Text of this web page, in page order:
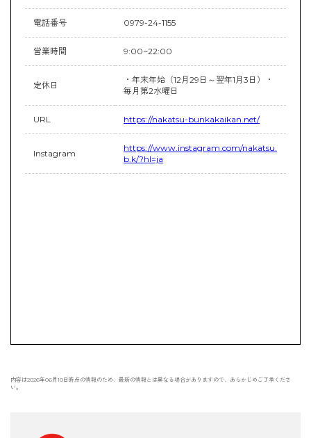
電話番号 0979-24-1155
営業時間 9:00~22:00
定休日
・年末年始（12月29日～翌年1月3日）・
毎月第2水曜日
URL https://nakatsu-bunkakaikan.net/
Instagram
https://www.instagram.com/nakatsu.
b.k/?hl=ja
内容は2026年06月10日時点の情報のため、最新の情報とは異なる場合がありますので、あらかじめご了承くださ
い。